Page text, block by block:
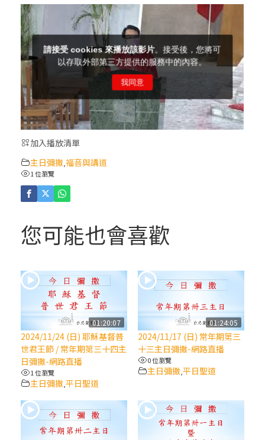
【信仰之旅】第十一集：「教 會」(推廣片)
【信仰之旅】第十一集：「教 會」—林必能
神父
【信仰之旅】第十集：「逾越奧蹟」— 錢玲
珠老師
(5)黃敏正主教帶你做「四旬期避靜」—【逾
越的智慧】：完美的喜樂
人相遇
(2)黃敏正主教帶你做「四旬期避靜」—【逾
越的智慧】：七項齋戒的意義與益處
【信仰之旅】第九集：「如果你的痛苦比快
樂多」—歐義明神父 / 應芝莉老師
越的智慧】：聖方濟的靈修，「不占為己
有」
加入播放清單
主日彌撒 ,福音與講道
1 位瀏覽
您可能也會喜歡
01:20:07
2024/11/24 (日) 耶穌基督普
世君王節 / 常年期第三十四主
日彌撒-網路直播
1 位瀏覽
主日彌撒 ,平日聖道
01:24:05
2024/11/17 (日) 常年期第三
十三主日彌撒-網路直播
0 位瀏覽
主日彌撒, 平日聖道